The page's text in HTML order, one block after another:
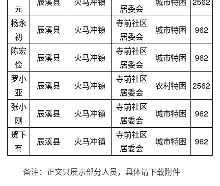
元
居委会
杨永
初
辰溪县 火马冲镇
寺前社区
居委会
城市特困
962
陈宏
俭
辰溪县 火马冲镇
寺前社区
居委会
城市特困
962
罗小
亚
辰溪县 火马冲镇
寺前社区
居委会
农村特困 2562
张小
刚
辰溪县 火马冲镇
寺前社区
居委会
城市特困
962
贺下
有
辰溪县 火马冲镇
寺前社区
居委会
城市特困 962
备注：正文只展示部分人员，具体请下载附件